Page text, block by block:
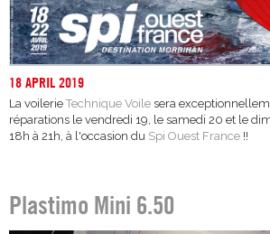
18 APRIL 2019
La voilerie Technique Voile sera
réparations le vendredi 19, le samedi 20 et le
18h à 21h, à l'occasion du Spi Ouest France !!
Plastimo Mini 6.50